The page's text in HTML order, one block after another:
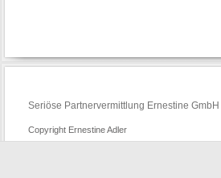
Seriöse Partnervermittlung Ernestine
Copyright Ernestine Adler